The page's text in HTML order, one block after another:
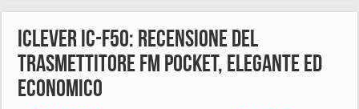
iClever IC-F50: recensione del
trasmettitore FM pocket, elegante ed
economico